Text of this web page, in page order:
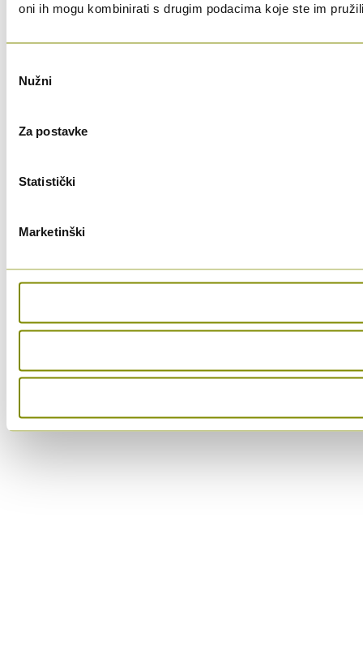
oni ih mogu kombinirati s drugim podacima koje ste im
pristanka
Nužni
Za postavke
Statistički
Marketinški